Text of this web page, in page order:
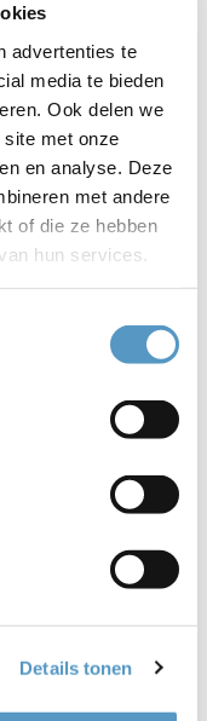
advertenties te
media te bieden
Ook delen we
met onze
en analyse. Deze
met andere
of die ze hebben
hun services.
Details tonen
in beweging
Social Work
als
rol. Ook
niet tot iets
werken, ook in
die volop in
mee te bouwen